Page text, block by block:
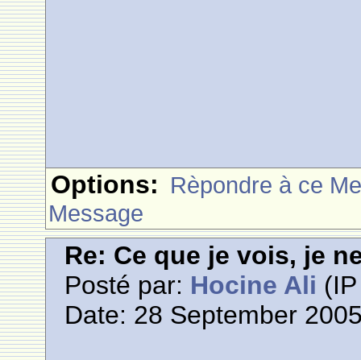
Options: Rèpondre à ce
Message
Re: Ce que je vois, je
Posté par: Hocine Ali
Date: 28 September